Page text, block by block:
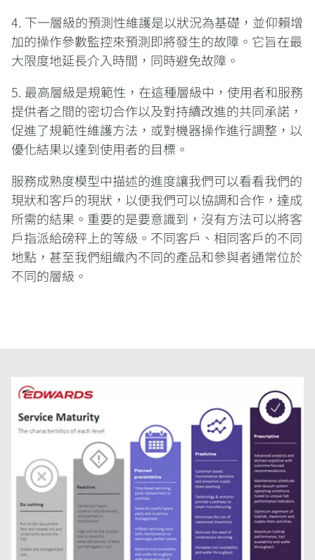
4. 下一層級的預測性維護是以狀況為基礎，並仰賴增
加的操作參數監控來預測即將發生的故障。它旨在最
大限度地延長介入時間，同時避免故障。
5. 最高層級是規範性，在這種層級中，使用者和服務
提供者之間的密切合作以及對持續改進的共同承諾，
促進了規範性維護方法，或對機器操作進行調整，以
優化結果以達到使用者的目標。
服務成熟度模型中描述的進度讓我們可以看看我們的
現狀和客戶的現狀，以便我們可以協調和合作，達成
所需的結果。重要的是要意識到，沒有方法可以將客
戶指派給磅秤上的等級。不同客戶、相同客戶的不同
地點，甚至我們組織內不同的產品和參與者通常位於
不同的層級。